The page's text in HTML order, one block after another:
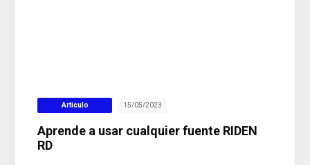
Articulo 15/05/2023
Aprende a usar cualquier fuente RIDEN
RD